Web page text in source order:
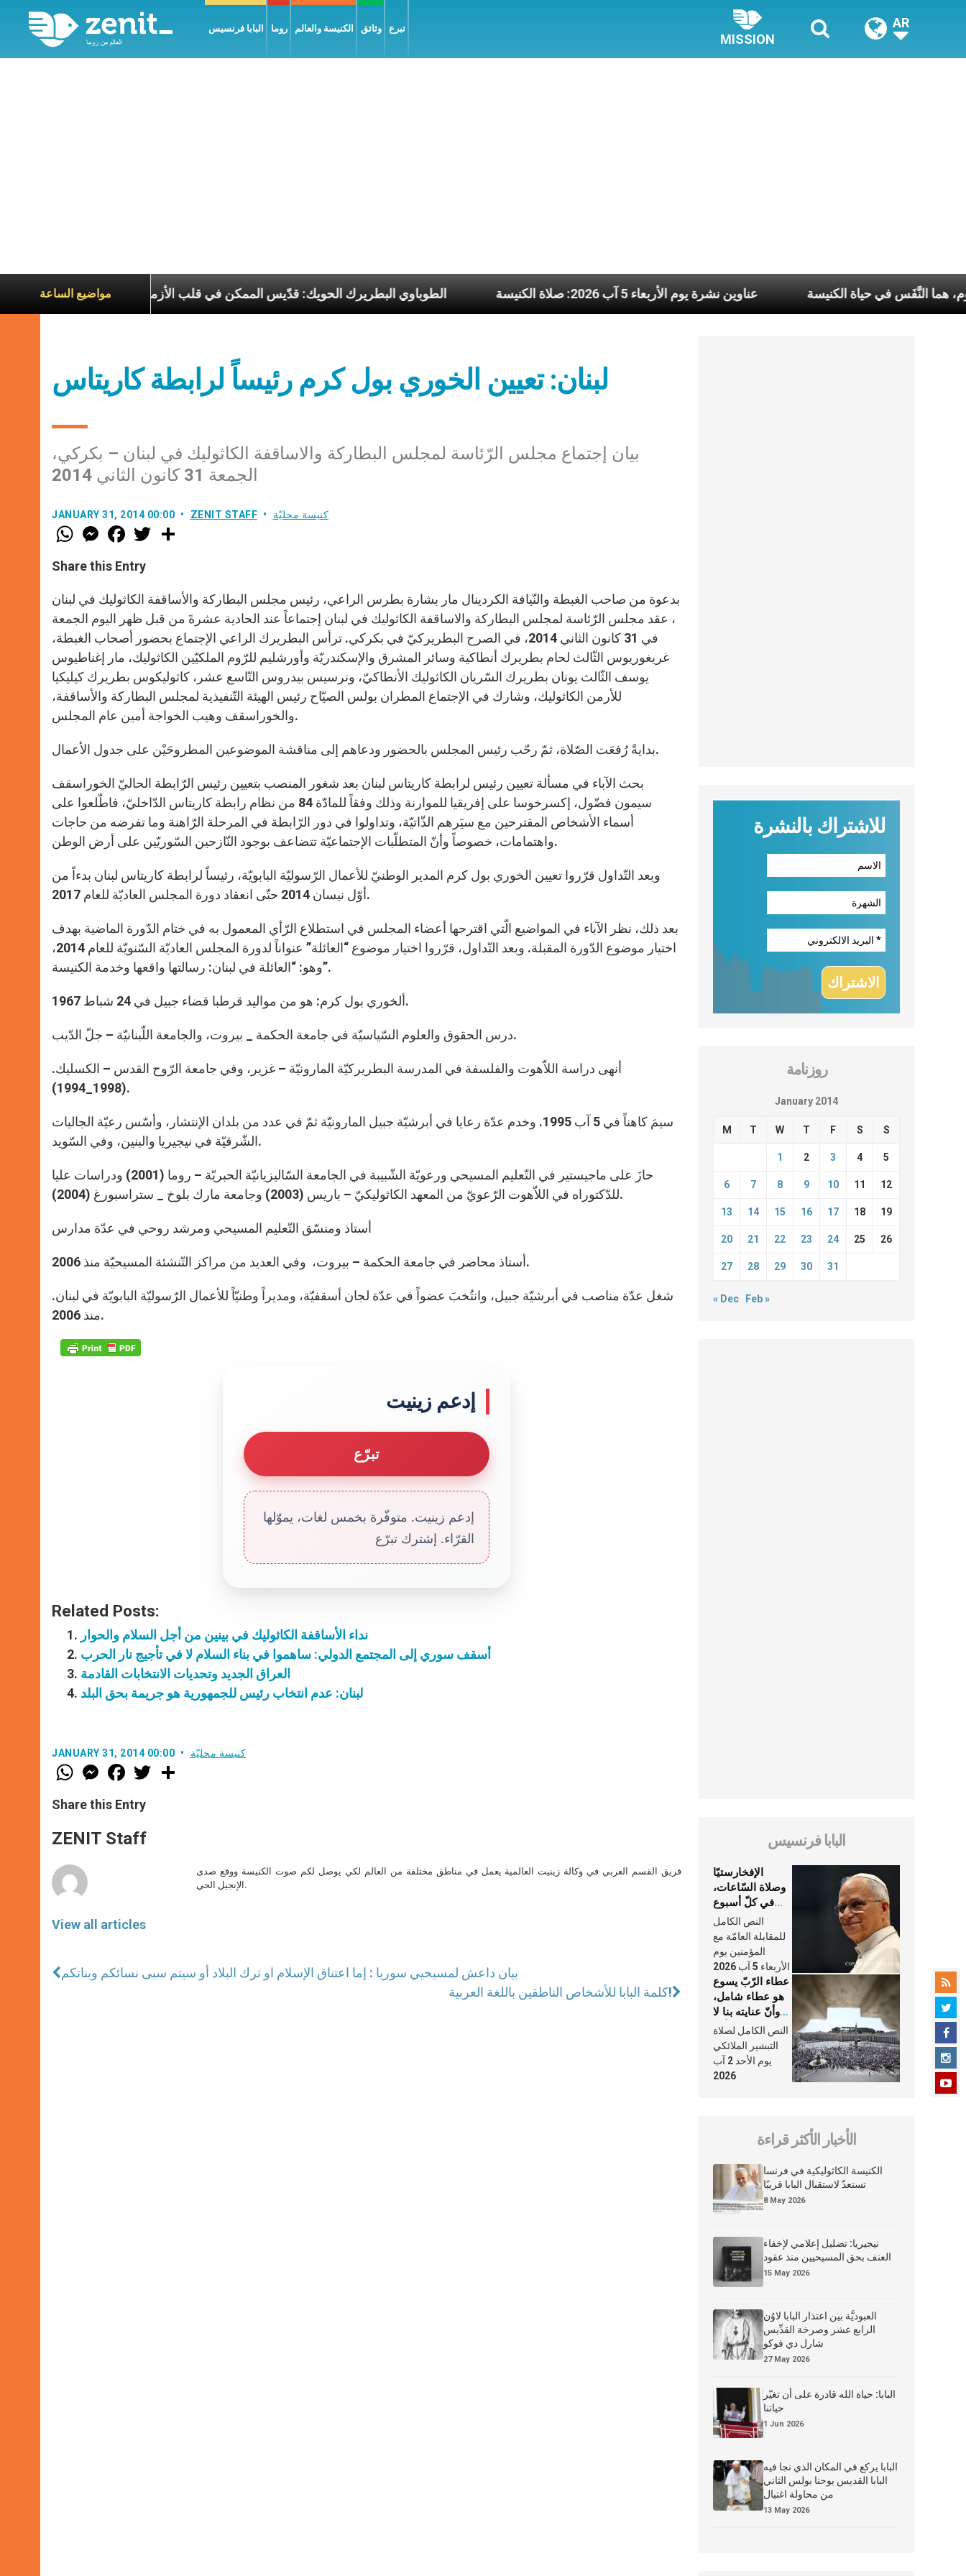
البابا فرنسيس روما الكنيسة والعالم وثائق تبرع
MISSION
AR
مواضيع الساعة
الطوباوي البطريرك الحويك: قدّيس الممكن في قلب الأزمات عناوين نشرة يوم الأربعاء 5 آب 2026: صلاة الكنيسة وكلّ يوم، هما النَّفَس في حياة الكنيسة
لبنان: تعيين الخوري بول كرم رئيساً لرابطة كاريتاس
بيان إجتماع مجلس الرّئاسة لمجلس البطاركة والاساقفة الكاثوليك في لبنان – بكركي،
الجمعة 31 كانون الثاني 2014
JANUARY 31, 2014 00:00 ZENIT STAFF كنيسة محليّة
W
h
t
s
p
M
e
s
e
g
e
r
F
a
e
b
o
k
w
r
Share this Entry
بدعوة من صاحب الغبطة والنّيافة الكردينال مار بشارة بطرس الراعي، رئيس مجلس البطاركة والأساقفة الكاثوليك في لبنان
، عقد مجلس الرّئاسة لمجلس البطاركة والاساقفة الكاثوليك في لبنان إجتماعاً عند الحادية عشرةَ من قبل ظهر اليوم الجمعة
في 31 كانون الثاني 2014، في الصرح البطريركيّ في بكركي. ترأس البطريرك الراعي الإجتماع بحضور أصحاب الغبطة،
غريغوريوس الثّالث لحام بطريرك أنطاكية وسائر المشرق والإسكندريّة وأورشليم للرّوم الملكيّين الكاثوليك، مار إغناطيوس
يوسف الثّالث يونان بطريرك السّريان الكاثوليك الأنطاكيّ، ونرسيس بيدروس التّاسع عشر، كاثوليكوس بطريرك كيليكيا
للأرمن الكاثوليك، وشارك في الإجتماع المطران بولس الصيّاح رئيس الهيئة التّنفيذية لمجلس البطاركة والأساقفة،
والخوراسقف وهيب الخواجة أمين عام المجلس.
بدايةً رُفعَت الصّلاة، ثمّ رحّب رئيس المجلس بالحضور ودعاهم إلى مناقشة الموضوعين المطروحَيْن على جدول الأعمال.
بحث الآباء في مسألة تعيين رئيس لرابطة كاريتاس لبنان بعد شغور المنصب بتعيين رئيس الرّابطة الحاليّ الخوراسقف
سيمون فضّول، إكسرخوسا على إفريقيا للموارنة وذلك وفقاً للمادّة 84 من نظام رابطة كاريتاس الدّاخليّ، فاطّلعوا على
أسماء الأشخاص المقترحين مع سيَرهم الذّاتيّة، وتداولوا في دور الرّابطة في المرحلة الرّاهنة وما تفرضه من حاجات
واهتمامات، خصوصاً وأنّ المتطلّبات الإجتماعيّة تتضاعف بوجود النّازحين السّوريّين على أرض الوطن.
وبعد التّداول قرّروا تعيين الخوري بول كرم المدير الوطنيّ للأعمال الرّسوليّة البابويّة، رئيساً لرابطة كاريتاس لبنان بدءاً من
أوّل نيسان 2014 حتّى انعقاد دورة المجلس العاديّة للعام 2017.
بعد ذلك، نظر الآباء في المواضيع الّتي اقترحها أعضاء المجلس في استطلاع الرّأي المعمول به في ختام الدّورة الماضية بهدف
اختيار موضوع الدّورة المقبلة. وبعد التّداول، قرّروا اختيار موضوع “العائلة” عنواناً لدورة المجلس العاديّة السّنويّة للعام 2014،
وهو: “العائلة في لبنان: رسالتها واقعها وخدمة الكنيسة”.
ألخوري بول كرم: هو من مواليد قرطبا قضاء جبيل في 24 شباط 1967.
درس الحقوق والعلوم السّياسيّة في جامعة الحكمة _ بيروت، والجامعة اللّبنانيّة – جلّ الدّيب.
أنهى دراسة اللاّهوت والفلسفة في المدرسة البطريركيّة المارونيّة – غزير، وفي جامعة الرّوح القدس – الكسليك.
(1998_1994).
سيمَ كاهناً في 5 آب 1995. وخدم عدّة رعايا في أبرشيّة جبيل المارونيّة ثمّ في عدد من بلدان الإنتشار، وأسّس رعيّة الجاليات
الشّرقيّة في نيجيريا والبنين، وفي السّويد.
حازَ على ماجيستير في التّعليم المسيحي ورعويّة الشّبيبة في الجامعة السّاليزيانيّة الحبريّة – روما (2001) ودراسات عليا
للدّكتوراه في اللاّهوت الرّعويّ من المعهد الكاثوليكيّ – باريس (2003) وجامعة مارك بلوخ _ ستراسبورغ (2004).
أستاذ ومنسّق التّعليم المسيحي ومرشد روحي في عدّة مدارس
أستاذ محاضر في جامعة الحكمة – بيروت، وفي العديد من مراكز التّنشئة المسيحيّة منذ 2006.
شغل عدّة مناصب في أبرشيّة جبيل، وانتُخبَ عضواً في عدّة لجان أسقفيّة، ومديراً وطنيّاً للأعمال الرّسوليّة البابويّة في لبنان.
منذ 2006.
إدعم زينيت
تبرّع
إدعم زينيت. متوفّرة بخمس لغات، يموّلها
القرّاء. إشترك تبرّع
Related Posts:
نداء الأساقفة الكاثوليك في بينين من أجل السلام والحوار
أسقف سوري إلى المجتمع الدولي: ساهموا في بناء السلام لا في تأجيج نار الحرب
العراق الجديد وتحديات الانتخابات القادمة
لبنان: عدم انتخاب رئيس للجمهورية هو جريمة بحق البلد
JANUARY 31, 2014 00:00 كنيسة محليّة
W
h
t
s
p
p
M
e
s
e
g
e
F
a
e
b
o
k
w
Share this Entry
ZENIT Staff
View all articles
فريق القسم العربي في وكالة زينيت العالمية يعمل في مناطق مختلفة من العالم لكي يوصل لكم صوت الكنيسة ووقع صدى
الإنجيل الحي.
بيان داعش لمسيحيي سوريا : إما اعتناق الإسلام او ترك البلاد أو سيتم سبى نسائكم وبناتكم
كلمة البابا للأشخاص الناطقين باللغة العربية!
للاشتراك بالنشرة
روزنامة
January 2014
M T W T F S S
1 2 3 4 5
6 7 8 9 10 11 12
13 14 15 16 17 18 19
20 21 22 23 24 25 26
27 28 29 30 31
« Dec Feb »
البابا فرنسيس
الإفخارستيّا
وصلاة السّاعات،
في كلّ أسبوع
وكلّ يوم، هما
النَّفَس في حياة
الكنيسة
النص الكامل
للمقابلة العامّة مع
المؤمنين يوم
الأربعاء 5 آب 2026
عطاء الرّبّ يسوع
هو عطاء شامل،
وأنّ عنايته بنا لا
تغيب عنّا أبدًا
النص الكامل لصلاة
التبشير الملائكي
يوم الأحد 2 آب
2026
الأخبار الأكثر قراءة
الكنيسة الكاثوليكية في فرنسا
تستعدّ لاستقبال البابا قريبًا
8 May 2026
نيجيريا: تضليل إعلامي لإخفاء
العنف بحق المسيحيين منذ عقود
15 May 2026
العبوديَّة بين اعتذار البابا لاوُن
الرابع عشر وصرخة القدِّيس
شارل دي فوكو
27 May 2026
البابا: حياة الله قادرة على أن تغيّر
حياتنا
1 Jun 2026
البابا يركع في المكان الذي نجا فيه
البابا القديس يوحنا بولس الثاني
من محاولة اغتيال
13 May 2026